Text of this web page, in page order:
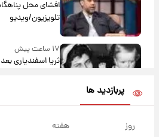
افشای محل
تلویزیون/ویدیو
۱۷ ساعت پیش
ثریا اسفندیاری
پول به معشوقه با
پربازدید ها
روز هفته